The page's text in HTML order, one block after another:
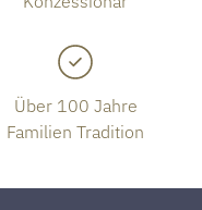
Über 100 Jahre
Familien Tradition